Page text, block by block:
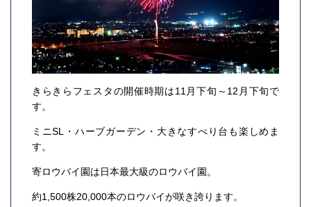
きらきらフェスタの開催時期は11月下旬～12月下旬で
す。
ミニSL・ハーブガーデン・大きなすべり台も楽しめま
す。
寄ロウバイ園は日本最大級のロウバイ園。
約1,500株20,000本のロウバイが咲き誇ります。